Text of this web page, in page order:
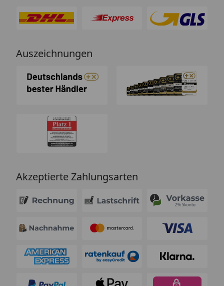
Auszeichnungen
Akzeptierte Zahlungsarten